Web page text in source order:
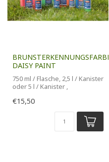
BRUNSTERKENNUNGSFARBE
DAISY PAINT
750 ml / Flasche, 2,5 l / Kanister
oder 5 l / Kanister ,
€15,50